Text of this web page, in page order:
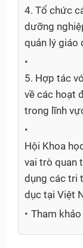
4. Tổ chức
dưỡng
quản lý giáo
5. Hợp tác
về các hoạt
trong lĩnh
Hội Khoa
vai trò quan
dụng các tri
dục tại Việt
Tham khảo